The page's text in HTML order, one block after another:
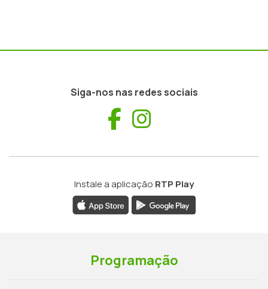
Siga-nos nas redes sociais
Facebook
Instale a aplicação RTP Play
Programação